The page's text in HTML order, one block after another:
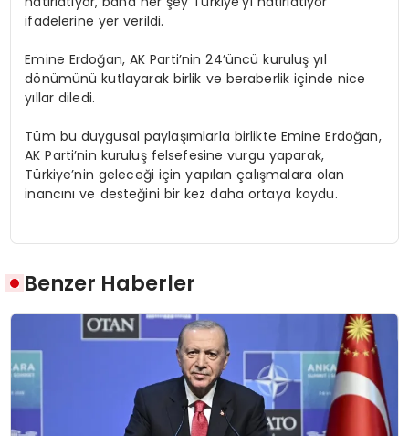
ifadelerine yer verildi.
Emine Erdoğan, AK Parti’nin 24’üncü kuruluş yıl
dönümünü kutlayarak birlik ve beraberlik içinde nice
yıllar diledi.
Tüm bu duygusal paylaşımlarla birlikte Emine Erdoğan,
AK Parti’nin kuruluş felsefesine vurgu yaparak,
Türkiye’nin geleceği için yapılan çalışmalara olan
inancını ve desteğini bir kez daha ortaya koydu.
Benzer Haberler